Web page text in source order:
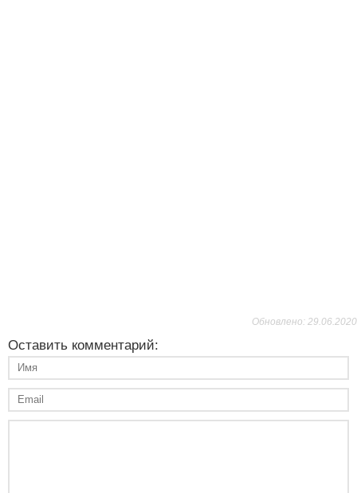
Обновлено: 29.06.2020
Оставить комментарий: